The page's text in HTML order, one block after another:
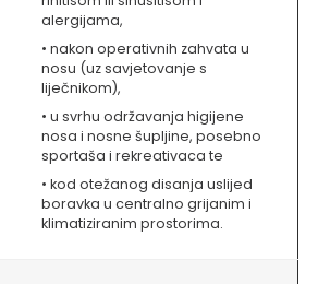
alergijama,
• nakon operativnih zahvata u
nosu (uz savjetovanje s
liječnikom),
• u svrhu održavanja higijene
nosa i nosne šupljine, posebno
sportaša i rekreativaca te
• kod otežanog disanja uslijed
boravka u centralno grijanim i
klimatiziranim prostorima.